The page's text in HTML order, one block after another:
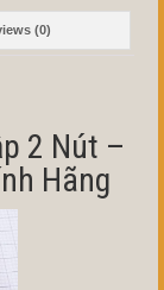
(0)
2 Nút –
Hãng